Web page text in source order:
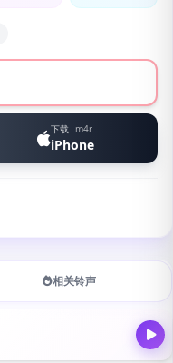
下载 m4r
iPhone
相关铃声